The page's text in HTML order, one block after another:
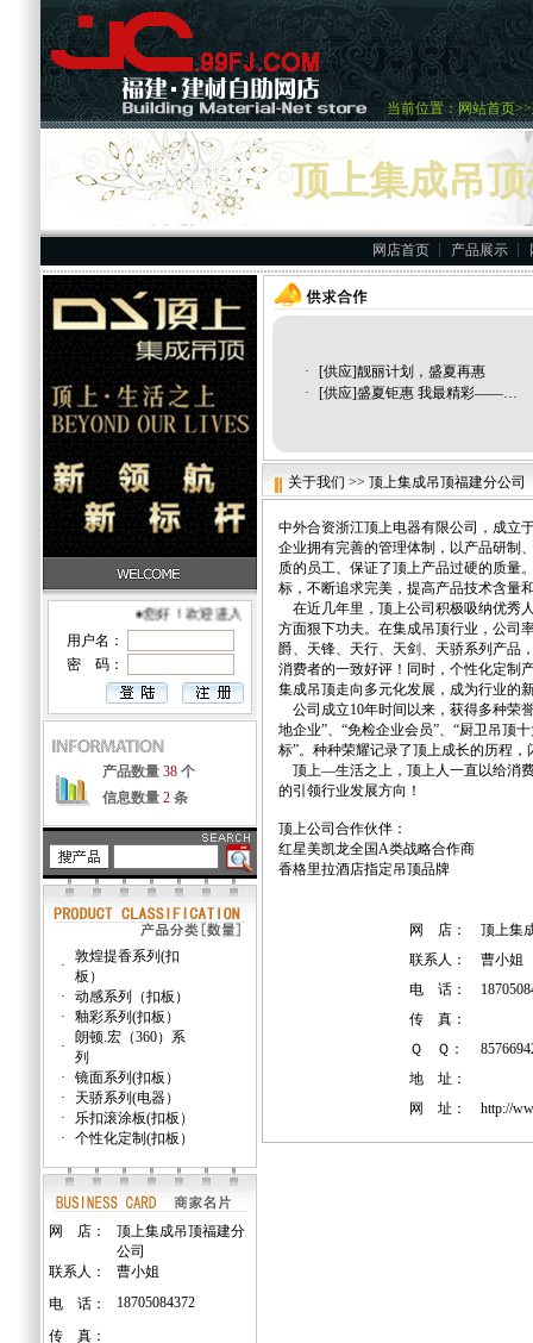
当前位置： 网站首页>>
国广一叶卡上超市
重要供应商
顶上集成吊
网店首页 ┊ 产品展示 ┊
●您好！欢迎进入福建建材·自助网店！
用户名：
密 码：
产品数量 38 个
信息数量 2 条
·
敦煌提香系列(扣
板）
·
动感系列（扣板）
·
釉彩系列(扣板）
·
朗顿.宏（360）系
列
·
镜面系列(扣板）
·
天骄系列(电器）
·
乐扣滚涂板(扣板）
·
个性化定制(扣板）
网 店：
顶上集成吊顶福建分
公司
联系人：
曹小姐
电 话：
18705084372
传 真：
· [供应]靓丽计划，盛夏再惠
·
[供应]盛夏钜惠 我最精彩——…
关于我们 >> 顶上集成吊顶福建分公司
中外合资浙江顶上电器有限公司，成立
企业拥有完善的管理体制，以产品研制
质的员工、保证了顶上产品过硬的质量
标，不断追求完美，提高产品技术含量
在近几年里，顶上公司积极吸纳优秀
方面狠下功夫。在集成吊顶行业，公司
爵、天锋、天行、天剑、天骄系列产品
消费者的一致好评！同时，个性化定制
集成吊顶走向多元化发展，成为行业的
公司成立10年时间以来，获得多种荣
地企业”、“免检企业会员”、“厨卫吊顶
标”。种种荣耀记录了顶上成长的历程
顶上—生活之上，顶上人一直以给消
的引领行业发展方向！
顶上公司合作伙伴：
红星美凯龙全国A类战略合作商
香格里拉酒店指定吊顶品牌
网 店：
顶上集
联系人：
曹小姐
电 话：
传 真：
Ｑ Ｑ：
地 址：
网 址：
http://